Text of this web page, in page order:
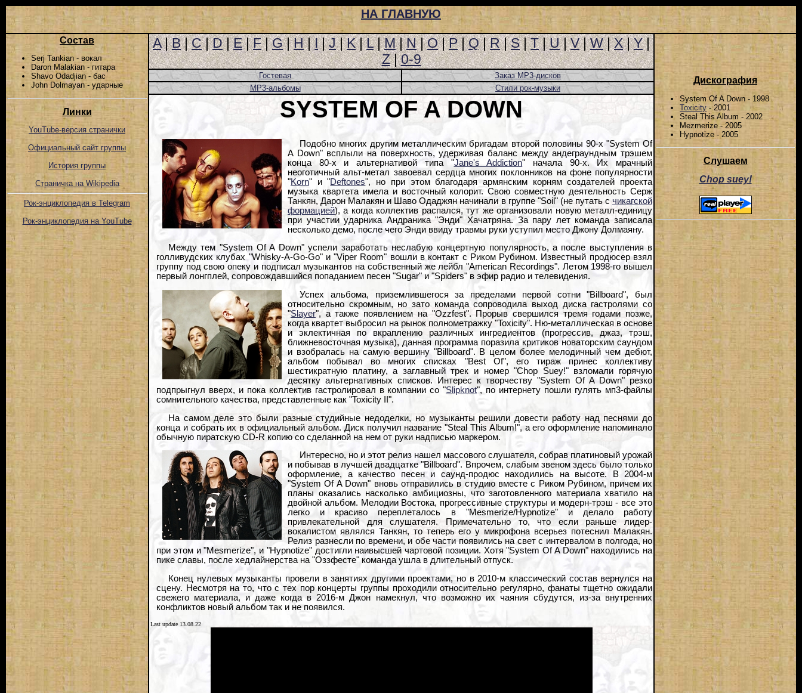
НА ГЛАВНУЮ
Состав
Serj Tankian - вокал
Daron Malakian - гитара
Shavo Odadjian - бас
John Dolmayan - ударные
Линки
YouTube-версия странички
Официальный сайт группы
История группы
Страничка на Wikipedia
Рок-энциклопедия в Telegram
Рок-энциклопедия на YouTube
A|B|C|D|E|F|G|H|I|J|K|L|M|N|O|P|Q|R|S|T|U|V|W|X|Y|
Z|0-9
Дискография
System Of A Down - 1998
Toxicity - 2001
Steal This Album - 2002
Mezmerize - 2005
Hypnotize - 2005
Слушаем
Chop suey!
Гостевая
Заказ MP3-дисков
MP3-альбомы
Стили рок-музыки
SYSTEM OF A DOWN
Подобно многих другим металлическим бригадам второй половины 90-х "System Of
A Down" всплыли на поверхность, удерживая баланс между андеграундным трэшем
конца 80-х и альтернативой типа "Jane's Addiction" начала 90-х. Их мрачный
неоготичный альт-метал завоевал сердца многих поклонников на фоне популярности
"Korn" и "Deftones", но при этом благодаря армянским корням создателей проекта
музыка квартета имела и восточный колорит. Свою совместную деятельность Серж
Танкян, Дарон Малакян и Шаво Одаджян начинали в группе "Soil" (не путать с чикагской
формацией), а когда коллектив распался, тут же организовали новую металл-единицу
при участии ударника Андраника "Энди" Хачатряна. За пару лет команда записала
несколько демо, после чего Энди ввиду травмы руки уступил место Джону Долмаяну.
Между тем "System Of A Down" успели заработать неслабую концертную популярность, а после выступления в
голливудских клубах "Whisky-A-Go-Go" и "Viper Room" вошли в контакт с Риком Рубином. Известный продюсер взял
группу под свою опеку и подписал музыкантов на собственный же лейбл "American Recordings". Летом 1998-го вышел
первый лонгплей, сопровождавшийся попаданием песен "Sugar" и "Spiders" в эфир радио и телевидения.
Успех альбома, приземлившегося за пределами первой сотни "Billboard", был
относительно скромным, но зато команда сопроводила выход диска гастролями со
"Slayer", а также появлением на "Ozzfest". Прорыв свершился тремя годами позже,
когда квартет выбросил на рынок полнометражку "Toxicity". Ню-металлическая в основе
и эклектичная по вкраплению различных ингредиентов (прогрессив, джаз, трэш,
ближневосточная музыка), данная программа поразила критиков новаторским саундом
и взобралась на самую вершину "Billboard". В целом более мелодичный чем дебют,
альбом побывал во многих списках "Best Of", его тираж принес коллективу
шестикратную платину, а заглавный трек и номер "Chop Suey!" взломали горячую
десятку альтернативных списков. Интерес к творчеству "System Of A Down" резко
подпрыгнул вверх, и пока коллектив гастролировал в компании со "Slipknot", по интернету пошли гулять мп3-файлы
сомнительного качества, представленные как "Toxicity II".
На самом деле это были разные студийные недоделки, но музыканты решили довести работу над песнями до
конца и собрать их в официальный альбом. Диск получил название "Steal This Album!", а его оформление напоминало
обычную пиратскую CD-R копию со сделанной на нем от руки надписью маркером.
Интересно, но и этот релиз нашел массового слушателя, собрав платиновый урожай
и побывав в лучшей двадцатке "Billboard". Впрочем, слабым звеном здесь было только
оформление, а качество песен и саунд-продюс находились на высоте. В 2004-м
"System Of A Down" вновь отправились в студию вместе с Риком Рубином, причем их
планы оказались насколько амбициозны, что заготовленного материала хватило на
двойной альбом. Мелодии Востока, прогрессивные структуры и модерн-трэш - все это
легко и красиво переплеталось в "Mesmerize/Hypnotize" и делало работу
привлекательной для слушателя. Примечательно то, что если раньше лидер-
вокалистом являлся Танкян, то теперь его у микрофона всерьез потеснил Малакян.
Релиз разнесли по времени, и обе части появились на свет с интервалом в полгода, но
при этом и "Mesmerize", и "Hypnotize" достигли наивысшей чартовой позиции. Хотя "System Of A Down" находились на
пике славы, после хедлайнерства на "Оззфесте" команда ушла в длительный отпуск.
Конец нулевых музыканты провели в занятиях другими проектами, но в 2010-м классический состав вернулся на
сцену. Несмотря на то, что с тех пор концерты группы проходили относительно регулярно, фанаты тщетно ожидали
свежего материала, и даже когда в 2016-м Джон намекнул, что возможно их чаяния сбудутся, из-за внутренних
конфликтов новый альбом так и не появился.
Last update 13.08.22